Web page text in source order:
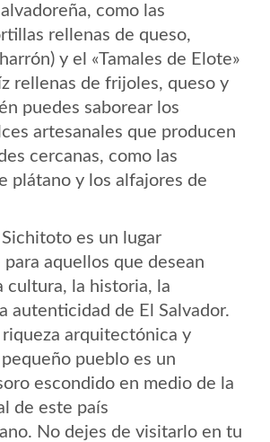
como las
rellenas de queso,
y el «Tamales de Elote»
rellenas de frijoles, queso y
puedes saborear los
artesanales que producen
cercanas, como las
plátano y los alfajores de
es un lugar
aquellos que desean
cultura, la historia, la
autenticidad de El Salvador.
riqueza arquitectónica y
pueblo es un
escondido en medio de la
de este país
No dejes de visitarlo en tu